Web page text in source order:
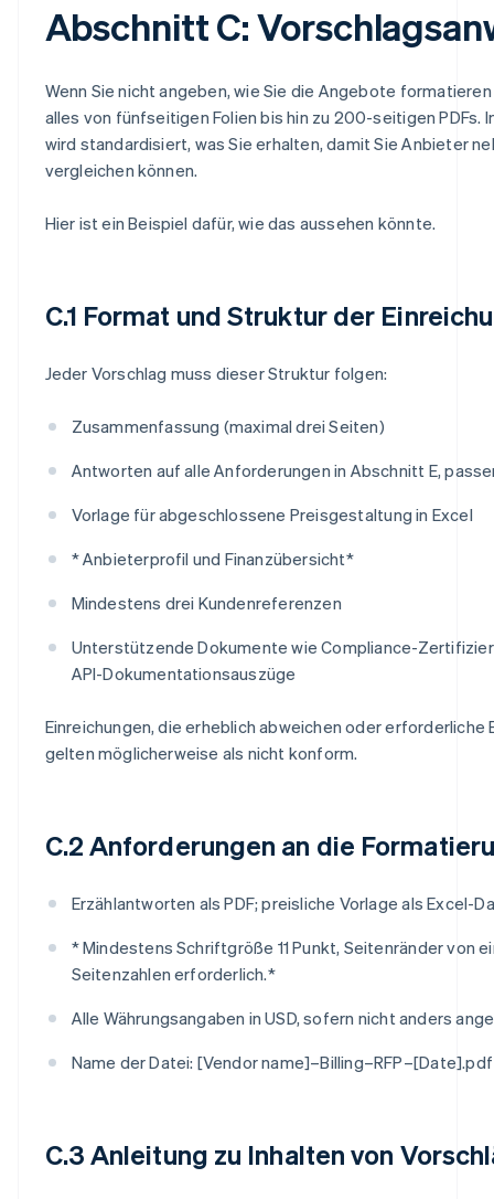
Abschnitt C:
Wenn Sie nicht angeben, wie Sie die Angebote
alles von fünfseitigen Folien bis hin zu 200-seitigen PDFs.
wird standardisiert, was Sie erhalten, damit Sie Anbieter
vergleichen können.
Hier ist ein Beispiel dafür, wie das aussehen könnte.
C.1 Format und Struktur der
Jeder Vorschlag muss dieser Struktur folgen:
Zusammenfassung (maximal drei Seiten)
Antworten auf alle Anforderungen in Abschnitt E,
Vorlage für abgeschlossene Preisgestaltung in Excel
* Anbieterprofil und Finanzübersicht*
Mindestens drei Kundenreferenzen
Unterstützende Dokumente wie Compliance-
API-Dokumentationsauszüge
Einreichungen, die erheblich abweichen oder erforderliche
gelten möglicherweise als nicht konform.
C.2 Anforderungen an die
Erzählantworten als PDF; preisliche Vorlage als Excel-
* Mindestens Schriftgröße 11 Punkt, Seitenränder von
Seitenzahlen erforderlich.*
Alle Währungsangaben in USD, sofern nicht anders
Name der Datei: [Vendor name]–Billing–RFP–[Date].pdf
C.3 Anleitung zu Inhalten von